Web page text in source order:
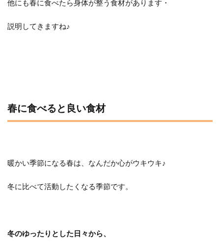
他にも春に食べたら身体が整う食材があります・
説明してきますね♪
春に食べると良い食材
暖かい季節になる春は、なんだか心がウキウキ♪
冬に比べて活動したくなる季節です。
冬のゆったりとした日々から、